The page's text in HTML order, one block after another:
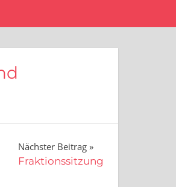
Nächster Beitrag
Fraktionssitzung